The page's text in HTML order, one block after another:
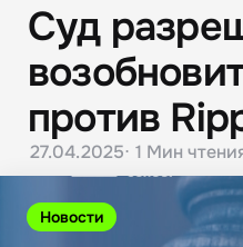
Новости
Суд
против
27.04.2025 1 Мин